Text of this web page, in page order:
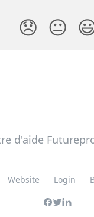
😞 😐
Website Login